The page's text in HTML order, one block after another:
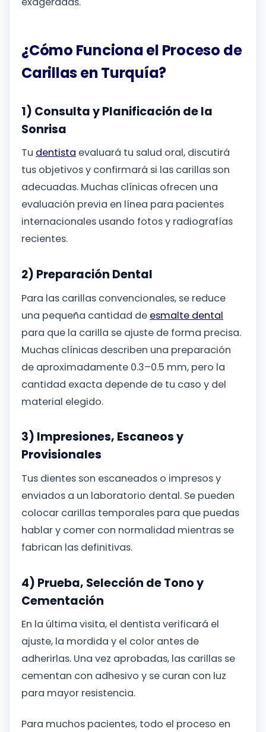
¿Cómo Funciona el Proceso de
Carillas en Turquía?
1) Consulta y Planificación de la
Sonrisa
Tu dentista evaluará tu salud oral, discutirá
tus objetivos y confirmará si las carillas son
adecuadas. Muchas clínicas ofrecen una
evaluación previa en línea para pacientes
internacionales usando fotos y radiografías
recientes.
2) Preparación Dental
Para las carillas convencionales, se reduce
una pequeña cantidad de esmalte dental
para que la carilla se ajuste de forma precisa.
Muchas clínicas describen una preparación
de aproximadamente 0.3–0.5 mm, pero la
cantidad exacta depende de tu caso y del
material elegido.
3) Impresiones, Escaneos y
Provisionales
Tus dientes son escaneados o impresos y
enviados a un laboratorio dental. Se pueden
colocar carillas temporales para que puedas
hablar y comer con normalidad mientras se
fabrican las definitivas.
4) Prueba, Selección de Tono y
Cementación
En la última visita, el dentista verificará el
ajuste, la mordida y el color antes de
adherirlas. Una vez aprobadas, las carillas se
cementan con adhesivo y se curan con luz
para mayor resistencia.
Para muchos pacientes, todo el proceso en